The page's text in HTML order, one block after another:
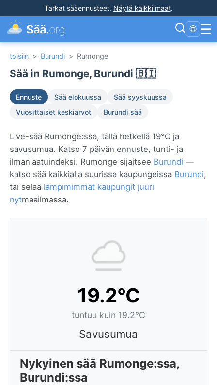
Tarkat sääennusteet. Näytä kaikki maat.
Sää.org 🌐 ☰
toisiin > Burundi > Rumonge
Sää in Rumonge, Burundi 🇧🇮
Ennuste Sää elokuussa
Sää syyskuussa
Vuosittaiset keskiarvot
Burundi sää
Live-sää Rumonge:ssa, tällä hetkellä 19°C ja
savusumua. Katso 7 päivän ennuste, tunti- ja
ilmanlaatuindeksi. Rumonge sijaitsee Burundi —
katso sää kaikkialla suurissa kaupungeissa Burundi,
tai selaa lämpimimmät kaupungit juuri
nytmaailmassa.
19.2°C
tuntuu kuin 19.2°C
Savusumua
Nykyinen sää Rumonge:ssa,
Burundi:ssa